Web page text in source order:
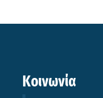
Κοινωνία